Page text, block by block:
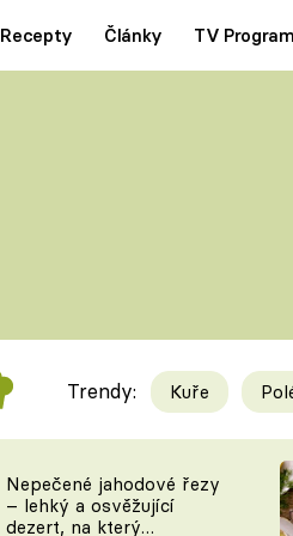
Recepty Články TV Program
Videorecepty
TEĎ VAŘÍ ŠÉF!
Trendy: Kuře
Nepečené jahodové řezy
– lehký a osvěžující
dezert, na který